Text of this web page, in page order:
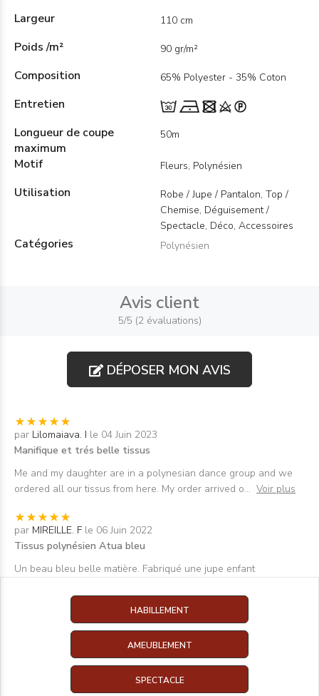
Largeur 110 cm
Poids /m² 90 gr/m²
Composition 65% Polyester - 35% Coton
Entretien
Longueur de coupe
maximum
50m
Motif Fleurs, Polynésien
Utilisation
Robe / Jupe / Pantalon, Top /
Chemise, Déguisement /
Spectacle, Déco, Accessoires
Catégories Polynésien
Avis client
5/5 (2 évaluations)
DÉPOSER MON AVIS
par Lilomaiava. I le 04 Juin 2023
Manifique et trés belle tissus
Me and my daughter are in a polynesian dance group and we
ordered all our tissus from here. My order arrived o... Voir plus
par MIREILLE. F le 06 Juin 2022
Tissus polynésien Atua bleu
Un beau bleu belle matière. Fabriqué une jupe enfant
HABILLEMENT
AMEUBLEMENT
SPECTACLE